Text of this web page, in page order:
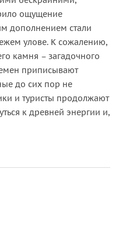
ощущение
дополнением стали
улове. К сожалению,
камня – загадочного
приписывают
до сих пор не
и туристы продолжают
к древней энергии и,